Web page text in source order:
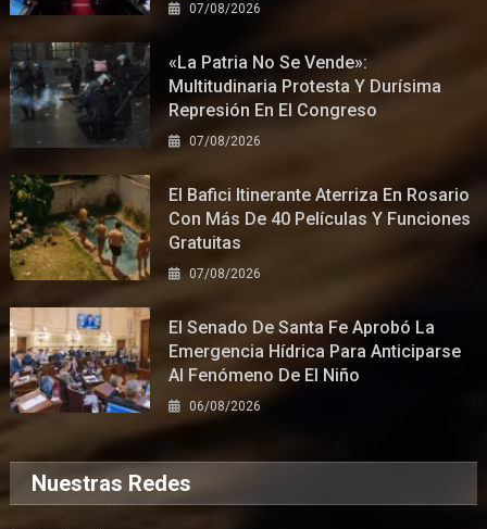
07/08/2026
«La Patria No Se Vende»:
Multitudinaria Protesta Y Durísima
Represión En El Congreso
07/08/2026
El Bafici Itinerante Aterriza En Rosario
Con Más De 40 Películas Y Funciones
Gratuitas
07/08/2026
El Senado De Santa Fe Aprobó La
Emergencia Hídrica Para Anticiparse
Al Fenómeno De El Niño
06/08/2026
Nuestras Redes